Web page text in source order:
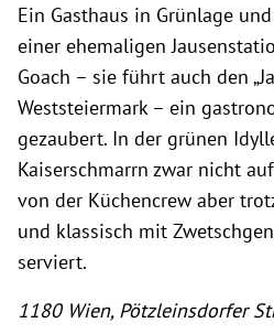
Ein Gasthaus in Grünlage
einer ehemaligen
Goach – sie führt auch den
Weststeiermark – ein
gezaubert. In der grünen
Kaiserschmarrn zwar nicht
von der Küchencrew aber
und klassisch mit
serviert.
1180 Wien, Pötzleinsdorfer